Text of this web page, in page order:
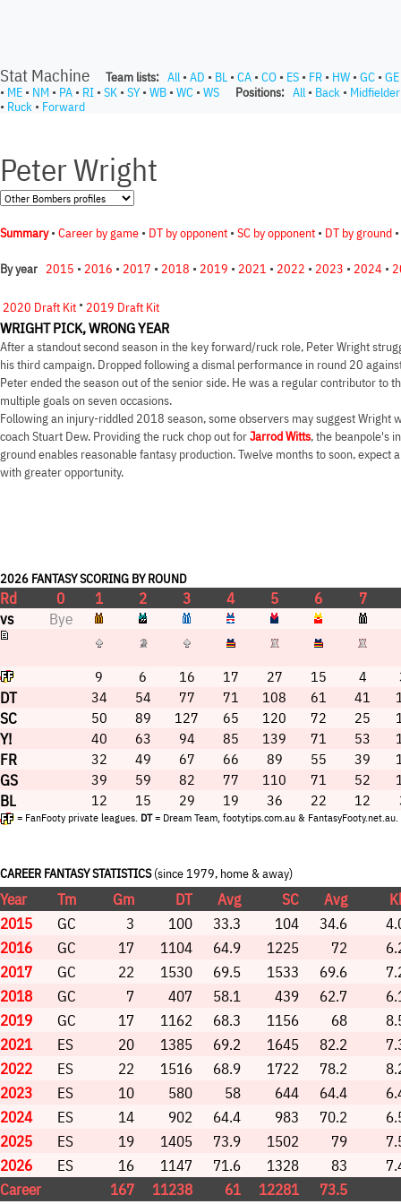
Stat Machine Team lists: All • AD • BL • CA • CO • ES • FR • HW • GC • GE
• ME • NM • PA • RI • SK • SY• WB • WC • WS Positions: All • Back • Midfielder
• Ruck • Forward